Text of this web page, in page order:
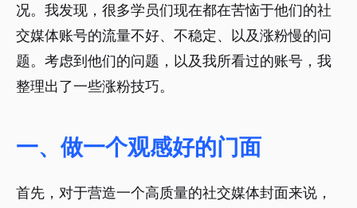
况。我发现，很多学员们现在都在苦恼于他们的社
交媒体账号的流量不好、不稳定、以及涨粉慢的问
题。考虑到他们的问题，以及我所看过的账号，我
整理出了一些涨粉技巧。
一、做一个观感好的门面
首先，对于营造一个高质量的社交媒体封面来说，